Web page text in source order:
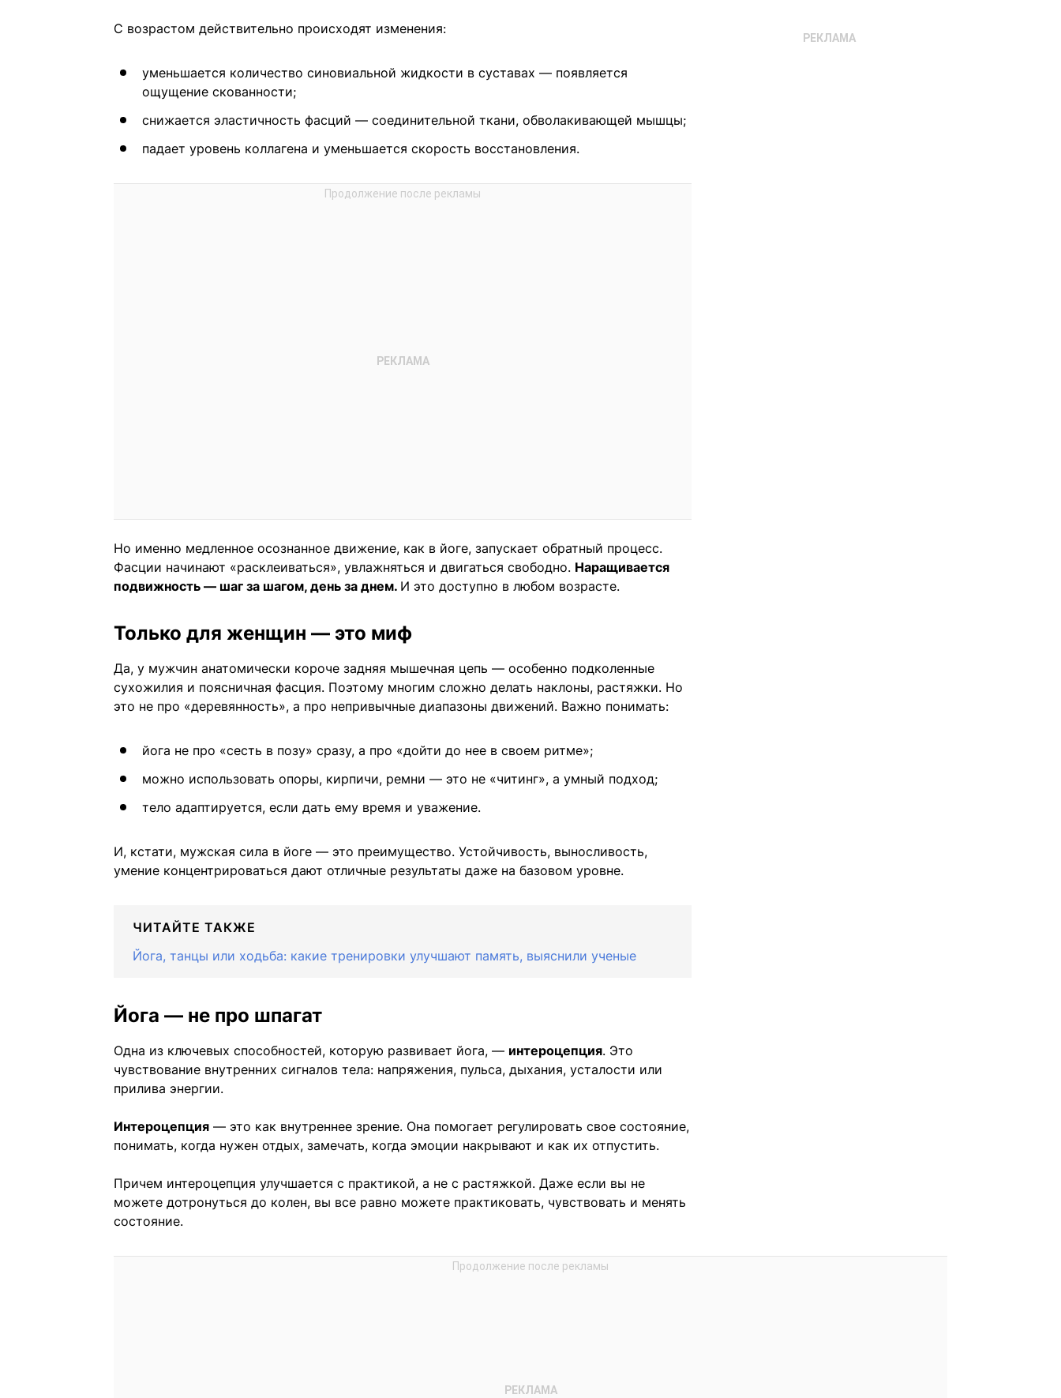
С возрастом действительно происходят изменения:
уменьшается количество синовиальной жидкости в суставах — появляется
ощущение скованности;
снижается эластичность фасций — соединительной ткани, обволакивающей мышцы;
падает уровень коллагена и уменьшается скорость восстановления.
Но именно медленное осознанное движение, как в йоге, запускает обратный процесс.
Фасции начинают «расклеиваться», увлажняться и двигаться свободно. Наращивается
подвижность — шаг за шагом, день за днем. И это доступно в любом возрасте.
Только для женщин — это миф
Да, у мужчин анатомически короче задняя мышечная цепь — особенно подколенные
сухожилия и поясничная фасция. Поэтому многим сложно делать наклоны, растяжки. Но
это не про «деревянность», а про непривычные диапазоны движений. Важно понимать:
йога не про «сесть в позу» сразу, а про «дойти до нее в своем ритме»;
можно использовать опоры, кирпичи, ремни — это не «читинг», а умный подход;
тело адаптируется, если дать ему время и уважение.
И, кстати, мужская сила в йоге — это преимущество. Устойчивость, выносливость,
умение концентрироваться дают отличные результаты даже на базовом уровне.
ЧИТАЙТЕ ТАКЖЕ
Йога, танцы или ходьба: какие тренировки улучшают память, выяснили ученые
Йога — не про шпагат
Одна из ключевых способностей, которую развивает йога, — интероцепция. Это
чувствование внутренних сигналов тела: напряжения, пульса, дыхания, усталости или
прилива энергии.
Интероцепция — это как внутреннее зрение. Она помогает регулировать свое состояние,
понимать, когда нужен отдых, замечать, когда эмоции накрывают и как их отпустить.
Причем интероцепция улучшается с практикой, а не с растяжкой. Даже если вы не
можете дотронуться до колен, вы все равно можете практиковать, чувствовать и менять
состояние.